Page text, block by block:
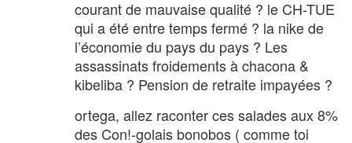
courant de mauvaise qualité ? le CH-TUE
qui a été entre temps fermé ? la nike de
l’économie du pays du pays ? Les
assassinats froidements à chacona &
kibeliba ? Pension de retraite impayées ?
ortega, allez raconter ces salades aux 8%
des Con!-golais bonobos ( comme toi